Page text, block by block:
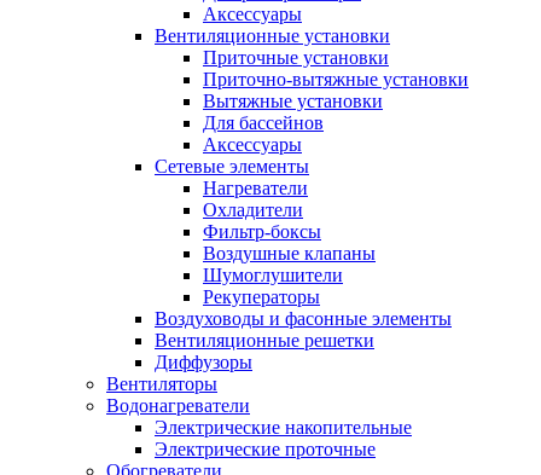
Аксессуары
Вентиляционные установки
Приточные установки
Приточно-вытяжные установки
Вытяжные установки
Для бассейнов
Аксессуары
Сетевые элементы
Нагреватели
Охладители
Фильтр-боксы
Воздушные клапаны
Шумоглушители
Рекуператоры
Воздуховоды и фасонные элементы
Вентиляционные решетки
Диффузоры
Вентиляторы
Водонагреватели
Электрические накопительные
Электрические проточные
Обогреватели